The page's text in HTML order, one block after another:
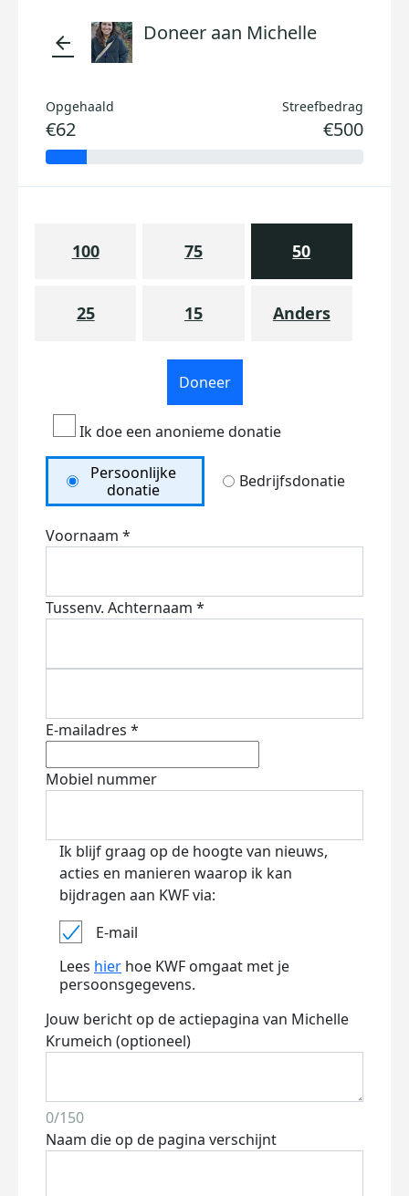
arrow_back Doneer aan Michelle
Opgehaald
€62
Streefbedrag
€500
100 75 50
25 15 Anders
Doneer
Ik doe een anonieme donatie
Persoonlijke
donatie
Bedrijfsdonatie
Voornaam *
Tussenv. Achternaam *
E-mailadres *
Mobiel nummer
Ik blijf graag op de hoogte van nieuws,
acties en manieren waarop ik kan
bijdragen aan KWF via:
E-mail
Lees hier hoe KWF omgaat met je
persoonsgegevens.
Jouw bericht op de actiepagina van Michelle
Krumeich (optioneel)
0/150
Naam die op de pagina verschijnt